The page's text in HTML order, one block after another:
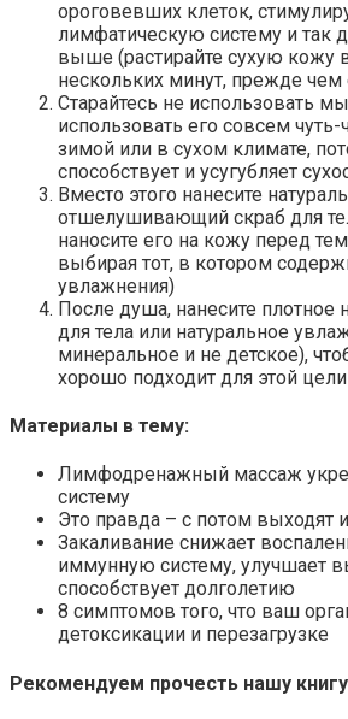
ороговевших клеток,
лимфатическую систему и так
выше (растирайте сухую кожу
нескольких минут, прежде чем
Старайтесь не использовать
использовать его совсем чуть-
зимой или в сухом климате,
способствует и усугубляет
Вместо этого нанесите
отшелушивающий скраб для
наносите его на кожу перед
выбирая тот, в котором
увлажнения)
После душа, нанесите плотное
для тела или натуральное
минеральное и не детское),
хорошо подходит для этой
Материалы в тему:
Лимфодренажный массаж
систему
Это правда – с потом выходят
Закаливание снижает
иммунную систему, улучшает
способствует долголетию
8 симптомов того, что ваш
детоксикации и перезагрузке
Рекомендуем прочесть нашу